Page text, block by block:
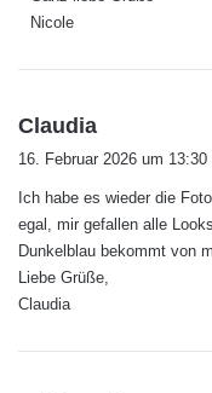
Nicole
Claudia
t
:
16. Februar 2026 um 13:30
Ich habe es wieder die
egal, mir gefallen alle
Dunkelblau bekommt von
Liebe Grüße,
Claudia